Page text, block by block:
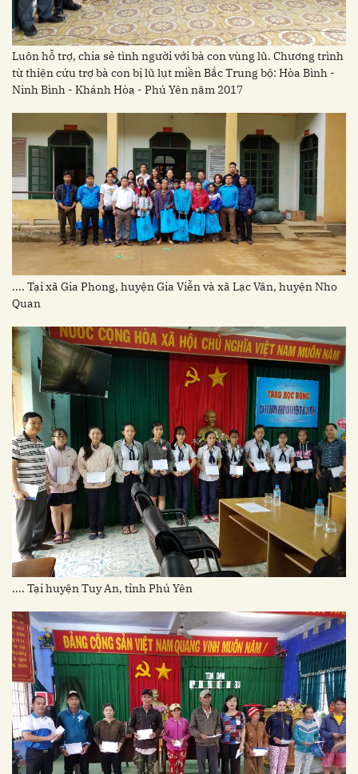
Luôn hỗ trợ, chia sẻ tình người với bà con vùng lũ. Chương trình
từ thiện cứu trợ bà con bị lũ lụt miền Bắc Trung bộ: Hòa Bình -
Ninh Bình - Khánh Hòa - Phú Yên năm 2017
.... Tại xã Gia Phong, huyện Gia Viễn và xã Lạc Vân, huyện Nho
Quan
.... Tại huyện Tuy An, tỉnh Phú Yên